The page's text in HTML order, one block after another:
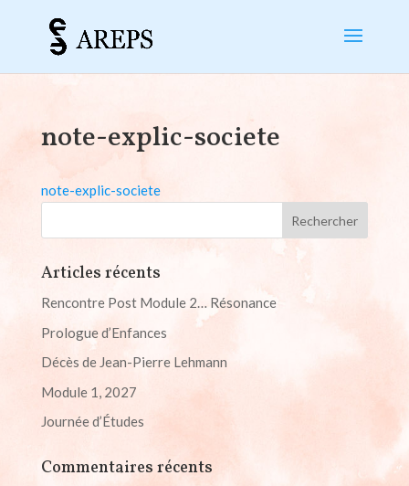
note-explic-societe
note-explic-societe
Articles récents
Rencontre Post Module 2… Résonance
Prologue d’Enfances
Décès de Jean-Pierre Lehmann
Module 1, 2027
Journée d’Études
Commentaires récents